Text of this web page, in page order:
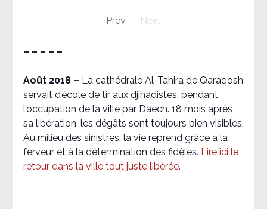
Prev Next
– – – – –
Août 2018 – La cathédrale Al-Tahira de Qaraqosh
servait d’école de tir aux djihadistes, pendant
l’occupation de la ville par Daech. 18 mois après
sa libération, les dégâts sont toujours bien visibles.
Au milieu des sinistres, la vie reprend grâce à la
ferveur et à la détermination des fidèles. Lire ici le
retour dans la ville tout juste libérée.